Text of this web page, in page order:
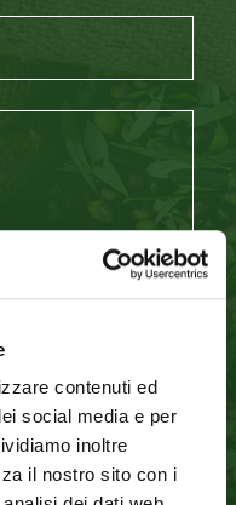
contenuti ed
social media e per
inoltre
il nostro sito con i
dati secondo la
dei miei dati
di
mms, sms,